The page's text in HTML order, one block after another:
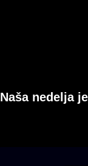
Naša nedelja